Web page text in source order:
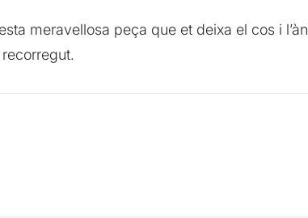
meravellosa peça que et deixa el cos i